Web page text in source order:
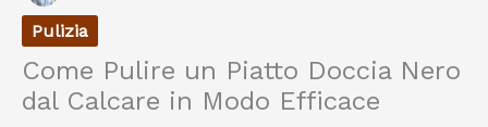
Pulizia
Come Pulire un Piatto Doccia Nero
dal Calcare in Modo Efficace